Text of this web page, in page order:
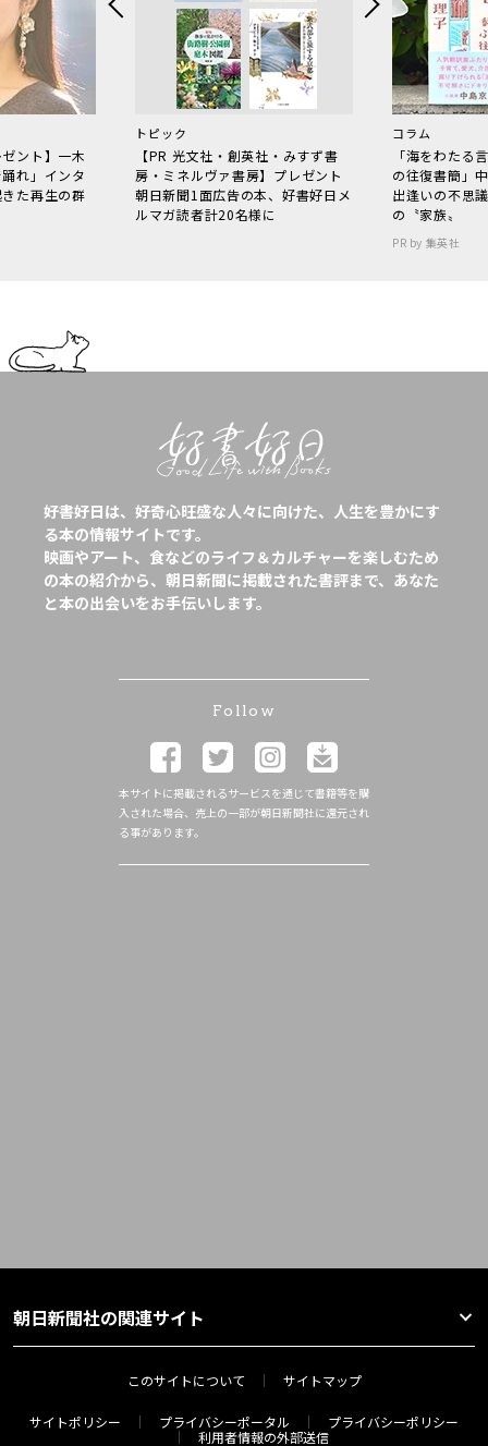
ント】一木
れ」インタ
た再生の群
トピック
【PR 光文社・創英社・みすず書
房・ミネルヴァ書房】プレゼント
朝日新聞1面広告の本、好書好日メ
ルマガ読者計20名様に
コラム
「海をわた
の往復書簡」
出逢いの不思
の〝家族〟
PR by 集英社
好書好日は、好奇心旺盛な人々に向けた、人生を豊かにす
る本の情報サイトです。
映画やアート、食などのライフ＆カルチャーを楽しむため
の本の紹介から、朝日新聞に掲載された書評まで、あなた
と本の出会いをお手伝いします。
Follow
本サイトに掲載されるサービスを通じて書籍等を購
入された場合、売上の一部が朝日新聞社に還元され
る事があります。
朝日新聞社の関連サイト
このサイトについて サイトマップ
サイトポリシー プライバシーポータル
プライバシーポリシー
利用者情報の外部送信